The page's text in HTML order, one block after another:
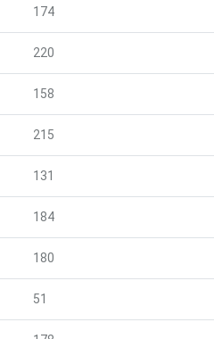
174
220
158
215
131
184
180
51